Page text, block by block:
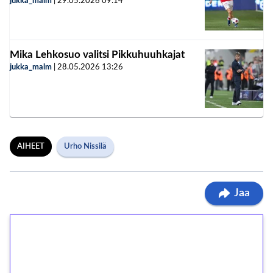
Mika Lehkosuo valitsi Pikkuhuuhkajat
jukka_malm 28.05.2026 13:26
AIHEET Urho Nissilä
Jaa